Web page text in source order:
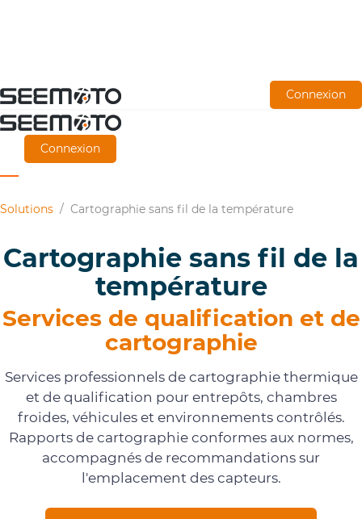
Aller
directement
contenu
Connexion
Connexion
Solutions / Cartographie sans fil de la température
Cartographie sans fil de la
température
Services de qualification et de
cartographie
Services professionnels de cartographie thermique
et de qualification pour entrepôts, chambres
froides, véhicules et environnements contrôlés.
Rapports de cartographie conformes aux normes,
accompagnés de recommandations sur
l'emplacement des capteurs.